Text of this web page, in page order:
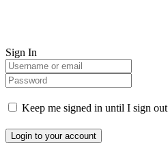
Sign In
Keep me signed in until I sign out